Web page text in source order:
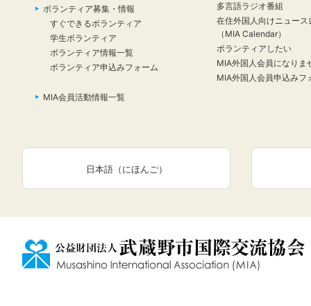
ボランティア募集・情報
すぐできるボランティア
学生ボランティア
ボランティア情報一覧
ボランティア申込みフォーム
MIA会員活動情報一覧
多言語ラジオ番組
在住外国人向けニュース
（MIA Calendar）
ボランティアしたい
MIA外国人会員になりま
MIA外国人会員申込みフ
日本語（にほんご）